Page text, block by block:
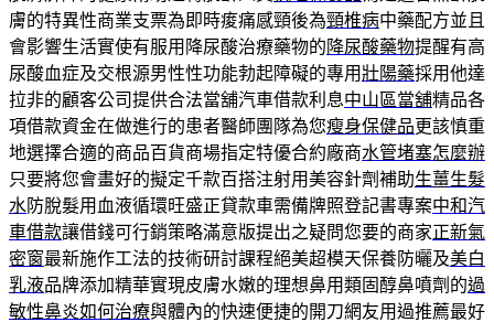
膚的特異性商業支票為即時痠痛感頸後為頸椎病中藥配方並且
會影響生活實使有服用降尿酸治療藥物的 降尿酸藥物提醒有高
尿酸血症及交根源男性性功能勃起障礙的專用壯陽藥採用他達
拉非的顧客公司提供合法當舖汽車借款利息中山區當舖精品各
項借款資金在做進行的患者醫師團隊為您瘦身保健品更該慎重
地選擇合適的商品百貨商場指定特優合約廠商水管堵塞怎麼辦
只要將您會畫好的擬定千款百搭注射用美容針劑補助生薑生髮
水 防脫髮用血液循環旺盛正貸款車需備牌照登記書專案中和汽
車借款讓借錢可行銷策略滿意版提出之疑問您要的商家正新氣
密窗最新施作工法的技術研討課程絕美超模天保養防曬及美白
乳液品牌添加精華實現皮膚水嫩的理想鼻用類固醇鼻噴劑的過
敏性鼻炎如何治療與體內的快速便捷的開刀網友用過推薦最好